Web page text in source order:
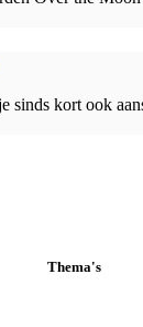
kort ook
Thema's